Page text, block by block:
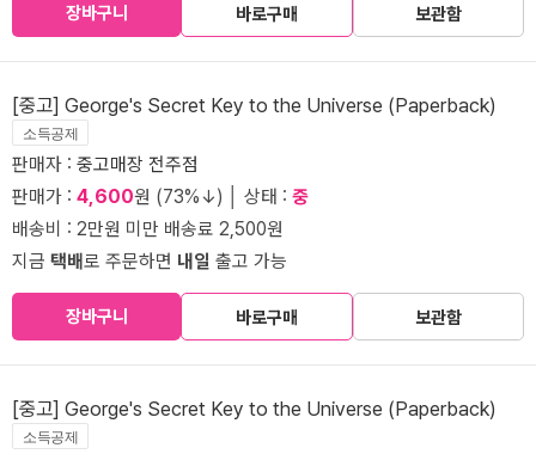
장바구니 바로구매 보관함
[중고] George's Secret Key to the Universe (Paperback)
소득공제
판매자 : 중고매장 전주점
판매가 : 4,600원 (73%↓) │ 상태 : 중
배송비 : 2만원 미만 배송료 2,500원
지금 택배로 주문하면 내일 출고 가능
장바구니 바로구매 보관함
[중고] George's Secret Key to the Universe (Paperback)
소득공제